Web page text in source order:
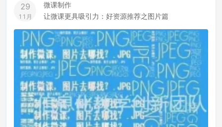
29
11月
微课制作
让微课更具吸引力：好资源推荐之图片篇